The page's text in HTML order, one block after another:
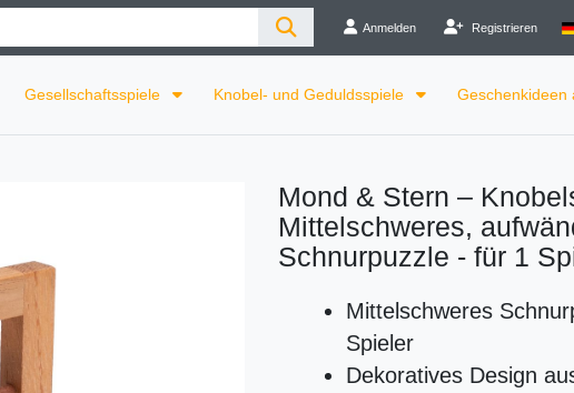
Anmelden Registrieren
Gesellschaftsspiele Knobel- und Geduldsspiele Geschenkideen
Mond & Stern –
Mittelschweres,
Schnurpuzzle - für 1
Mittelschweres
Spieler
Dekoratives Design